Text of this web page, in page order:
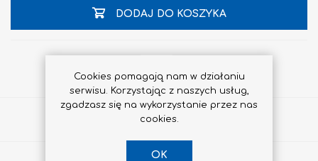
DODAJ DO KOSZYKA
Udostępnij
Cookies pomagają nam w działaniu
serwisu. Korzystając z naszych usług,
zgadzasz się na wykorzystanie przez nas
cookies.
OK